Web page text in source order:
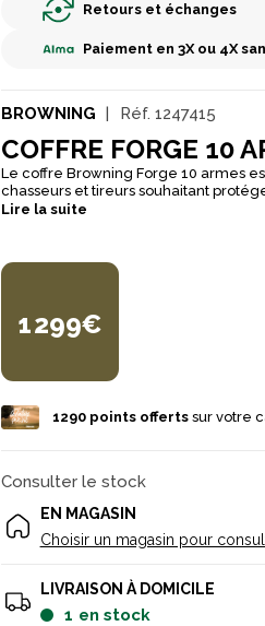
Retours et échanges
Paiement en 3X ou 4X
BROWNING Réf. 1247415
COFFRE FORGE 10
Le coffre Browning Forge 10 armes
chasseurs et tireurs souhaitant
armes, il offre un format pratique
d’une construction en acier simple
Lire la suite
1 299€
1290 points offerts sur votre
Consulter le stock
EN MAGASIN
Choisir un magasin pour
LIVRAISON À DOMICILE
1 en stock